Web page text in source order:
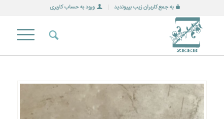
به جمع کاربران زیب بپیوندید ورود به حساب کاربری